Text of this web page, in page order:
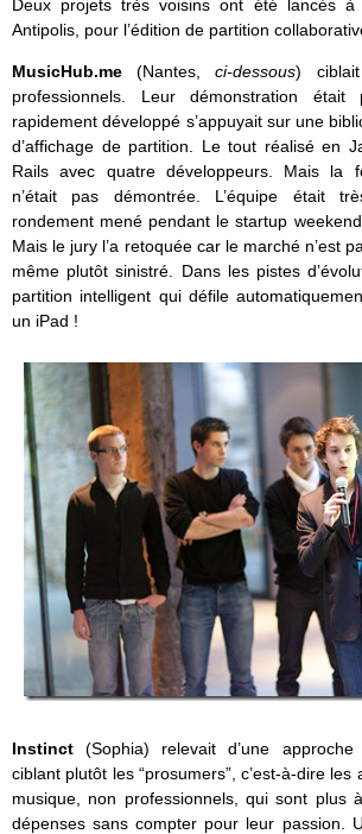
Deux projets très voisins ont été lancés à
Antipolis, pour l’édition de partition
MusicHub.me(Nantes,ci-dessous)
professionnels. Leur démonstration
rapidement développé s’appuyait sur une
d’affichage de partition. Le tout réalisé en
Rails avec quatre développeurs. Mais la
n’était pas démontrée. L’équipe était
rondement mené pendant le startup
Mais le jury l’a retoquée car le marché n’est
même plutôt sinistré. Dans les pistes
partition intelligent qui défile
un iPad !
Instinct(Sophia) relevait d’une
ciblant plutôt les “prosumers”, c’est-à-dire
musique, non professionnels, qui sont plus
dépenses sans compter pour leur passion.